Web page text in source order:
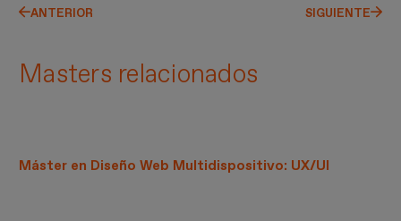
ANTERIOR SIGUIENTE
Masters relacionados
Máster en Diseño Web Multidispositivo: UX/UI